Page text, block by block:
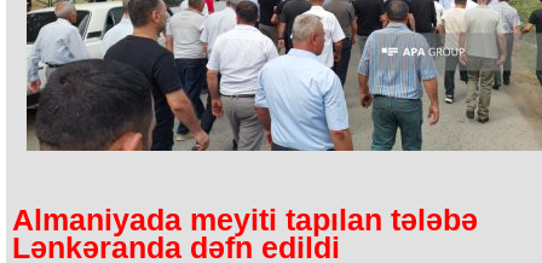
Almaniyada meyiti tapılan tələbə
Lənkəranda dəfn edildi